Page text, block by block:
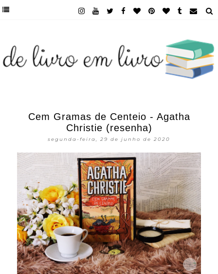
Cem Gramas de Centeio - Agatha
Christie (resenha)
segunda-feira, 29 de junho de 2020